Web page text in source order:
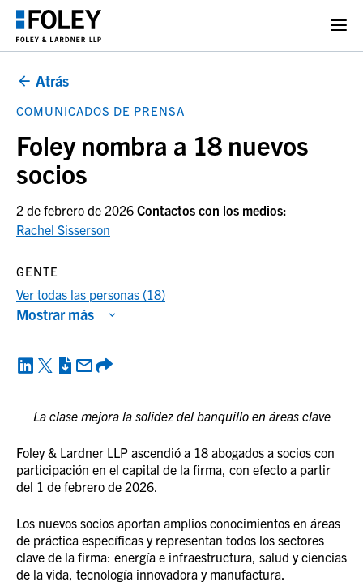
Atrás
COMUNICADOS DE PRENSA
Foley nombra a 18 nuevos
socios
2 de febrero de 2026 Contactos con los medios:
Rachel Sisserson
La clase mejora la solidez del banquillo en áreas clave
Foley & Lardner LLP ascendió a 18 abogados a socios con
participación en el capital de la firma, con efecto a partir
del 1 de febrero de 2026.
Los nuevos socios aportan amplios conocimientos en áreas
de práctica específicas y representan todos los sectores
clave de la firma: energía e infraestructura, salud y ciencias
de la vida, tecnología innovadora y manufactura.
GENTE
Ver todas las personas (18)
Mostrar más